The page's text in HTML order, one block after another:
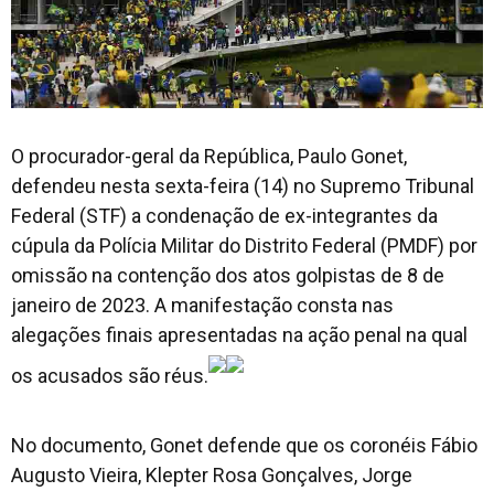
O procurador-geral da República, Paulo Gonet,
defendeu nesta sexta-feira (14) no Supremo Tribunal
Federal (STF) a condenação de ex-integrantes da
cúpula da Polícia Militar do Distrito Federal (PMDF) por
omissão na contenção dos atos golpistas de 8 de
janeiro de 2023. A manifestação consta nas
alegações finais apresentadas na ação penal na qual
os acusados são réus.
No documento, Gonet defende que os coronéis Fábio
Augusto Vieira, Klepter Rosa Gonçalves, Jorge